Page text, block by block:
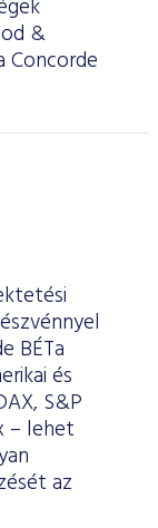
&
BÉTa
és
S&P
– lehet
az